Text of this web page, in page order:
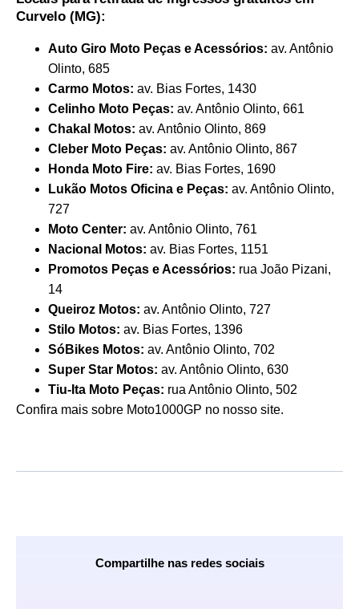
Curvelo (MG):
Auto Giro Moto Peças e Acessórios: av. Antônio
Olinto, 685
Carmo Motos: av. Bias Fortes, 1430
Celinho Moto Peças: av. Antônio Olinto, 661
Chakal Motos: av. Antônio Olinto, 869
Cleber Moto Peças: av. Antônio Olinto, 867
Honda Moto Fire: av. Bias Fortes, 1690
Lukão Motos Oficina e Peças: av. Antônio Olinto,
727
Moto Center: av. Antônio Olinto, 761
Nacional Motos: av. Bias Fortes, 1151
Promotos Peças e Acessórios: rua João Pizani,
14
Queiroz Motos: av. Antônio Olinto, 727
Stilo Motos: av. Bias Fortes, 1396
SóBikes Motos: av. Antônio Olinto, 702
Super Star Motos: av. Antônio Olinto, 630
Tiu-Ita Moto Peças: rua Antônio Olinto, 502
Confira mais sobre Moto1000GP no nosso site.
Compartilhe nas redes sociais